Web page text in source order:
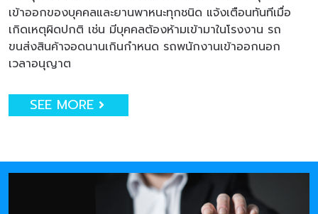
เข้าออกของบุคคลและยานพาหนะทุกชนิด แจ้งเตือนทันทีเมื่อ
เกิดเหตุผิดปกติ เช่น มีบุคคลต้องห้ามเข้ามาในโรงงาน รถ
ขนส่งสินค้าจอดนานเกินกำหนด รถพนักงานเข้าออกนอก
เวลาอนุญาต
SEE MORE